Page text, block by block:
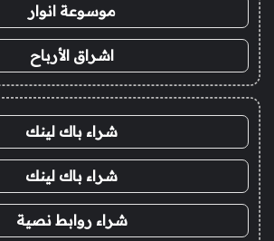
موسوعة انوار
اشراق الأرباح
شراء باك لينك
شراء باك لينك
شراء روابط نصية